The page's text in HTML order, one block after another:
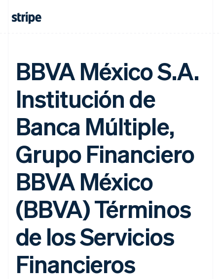
BBVA México S.A.
Institución de
Banca Múltiple,
Grupo Financiero
BBVA México
(BBVA) Términos
de los Servicios
Financieros